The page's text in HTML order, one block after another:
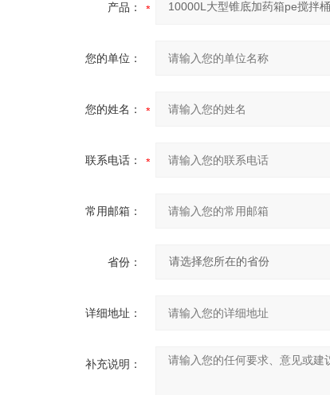
产品：
您的单位：
您的姓名：
联系电话：
常用邮箱：
省份：
详细地址：
补充说明：